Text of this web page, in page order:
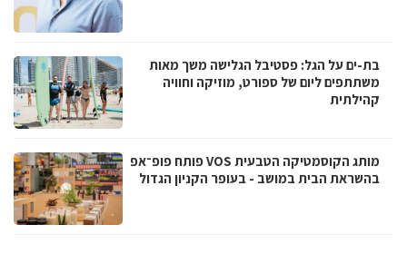
בת-ים על הגל: פסטיבל הגלישה משך מאות
משתתפים ליום של ספורט, מוזיקה וחוויה
קהילתית
מותג הקוסמטיקה הטבעית VOS פותח פופ־אפ
בהשראת הבית במושב - בעופר הקניון הגדול